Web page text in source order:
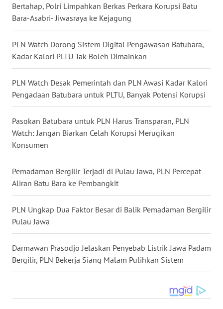
Bertahap, Polri Limpahkan Berkas Perkara Korupsi Batu
Bara-Asabri- Jiwasraya ke Kejagung
PLN Watch Dorong Sistem Digital Pengawasan Batubara,
Kadar Kalori PLTU Tak Boleh Dimainkan
PLN Watch Desak Pemerintah dan PLN Awasi Kadar Kalori
Pengadaan Batubara untuk PLTU, Banyak Potensi Korupsi
Pasokan Batubara untuk PLN Harus Transparan, PLN
Watch: Jangan Biarkan Celah Korupsi Merugikan
Konsumen
Pemadaman Bergilir Terjadi di Pulau Jawa, PLN Percepat
Aliran Batu Bara ke Pembangkit
PLN Ungkap Dua Faktor Besar di Balik Pemadaman Bergilir
Pulau Jawa
Darmawan Prasodjo Jelaskan Penyebab Listrik Jawa Padam
Bergilir, PLN Bekerja Siang Malam Pulihkan Sistem
WN
PAKPAK
WN
KARAWANG
WN
BOGOR
WN
UTARA
WN
SAMOSIR
WN